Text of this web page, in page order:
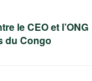
le CEO et l’ONG
du Congo